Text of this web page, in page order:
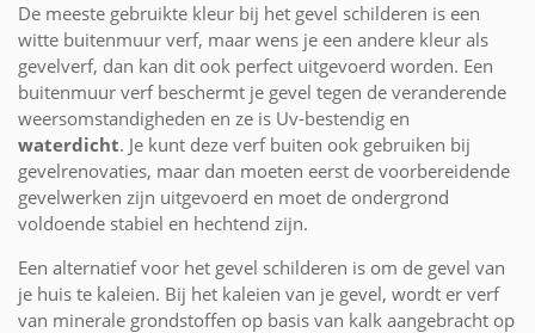
De meeste gebruikte kleur bij het gevel schilderen is een
witte buitenmuur verf, maar wens je een andere kleur als
gevelverf, dan kan dit ook perfect uitgevoerd worden. Een
buitenmuur verf beschermt je gevel tegen de veranderende
weersomstandigheden en ze is Uv-bestendig en
waterdicht. Je kunt deze verf buiten ook gebruiken bij
gevelrenovaties, maar dan moeten eerst de voorbereidende
gevelwerken zijn uitgevoerd en moet de ondergrond
voldoende stabiel en hechtend zijn.
Een alternatief voor het gevel schilderen is om de gevel van
je huis te kaleien. Bij het kaleien van je gevel, wordt er verf
van minerale grondstoffen op basis van kalk aangebracht op